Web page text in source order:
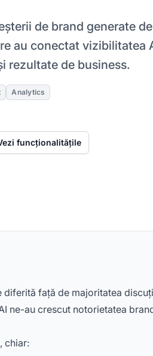
de brand generate de
au conectat vizibilitatea
rezultate de business.
Analytics
funcționalitățile
față de majoritatea
ne-au crescut notorietatea
chiar: